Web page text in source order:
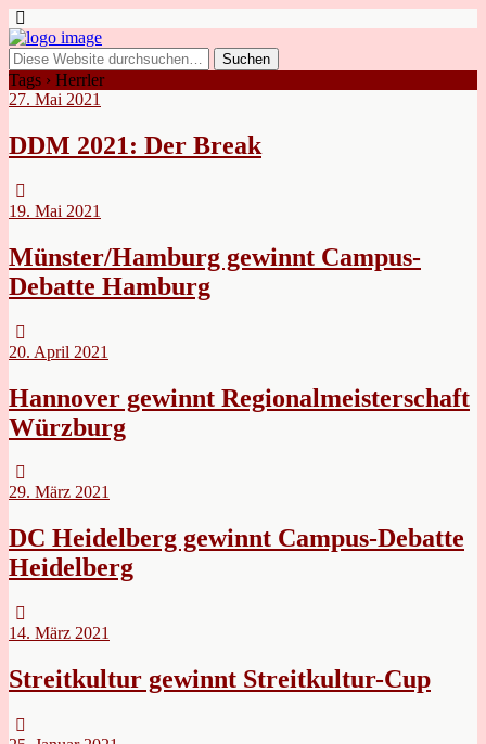
Tags › Herrler
27. Mai 2021
DDM 2021: Der Break
19. Mai 2021
Münster/Hamburg gewinnt Campus-
Debatte Hamburg
20. April 2021
Hannover gewinnt Regionalmeisterschaft
Würzburg
29. März 2021
DC Heidelberg gewinnt Campus-Debatte
Heidelberg
14. März 2021
Streitkultur gewinnt Streitkultur-Cup